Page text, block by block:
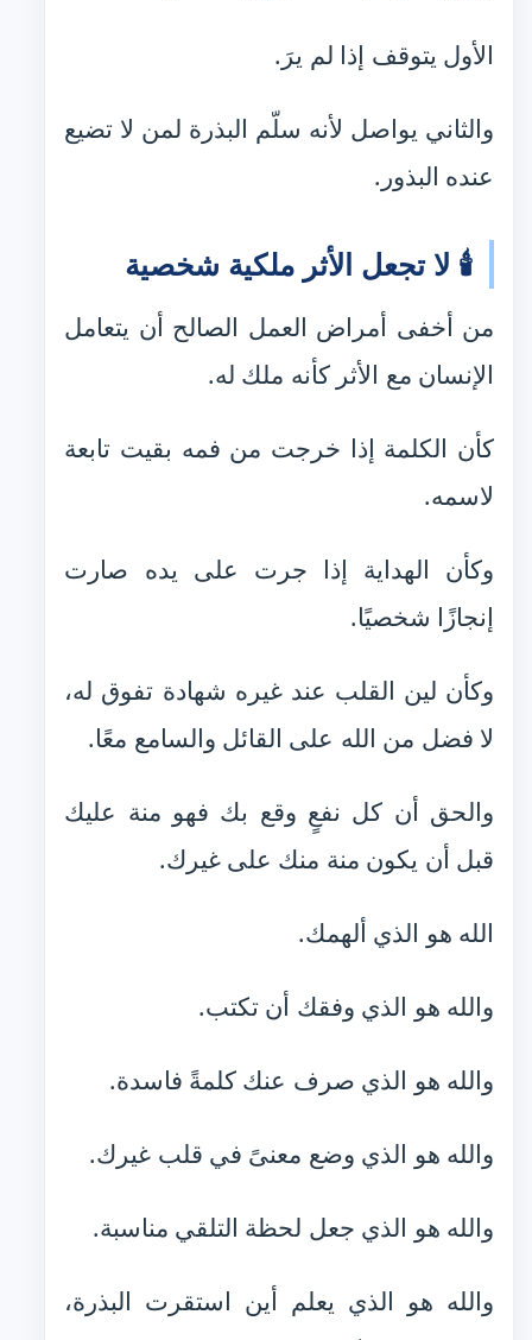
الأول يتوقف إذا لم يرَ.
والثاني يواصل لأنه سلّم البذرة لمن لا تضيع
عنده البذور.
🕯️ لا تجعل الأثر ملكية شخصية
من أخفى أمراض العمل الصالح أن يتعامل
الإنسان مع الأثر كأنه ملك له.
كأن الكلمة إذا خرجت من فمه بقيت تابعة
لاسمه.
وكأن الهداية إذا جرت على يده صارت
إنجازًا شخصيًا.
وكأن لين القلب عند غيره شهادة تفوق له،
لا فضل من الله على القائل والسامع معًا.
والحق أن كل نفعٍ وقع بك فهو منة عليك
قبل أن يكون منة منك على غيرك.
الله هو الذي ألهمك.
والله هو الذي وفقك أن تكتب.
والله هو الذي صرف عنك كلمةً فاسدة.
والله هو الذي وضع معنىً في قلب غيرك.
والله هو الذي جعل لحظة التلقي مناسبة.
والله هو الذي يعلم أين استقرت البذرة،